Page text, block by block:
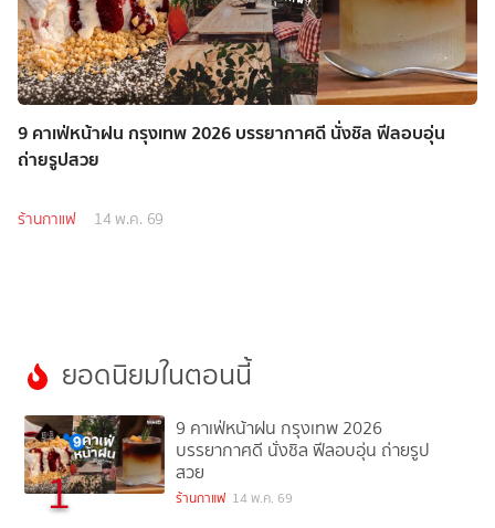
9 คาเฟ่หน้าฝน กรุงเทพ 2026 บรรยากาศดี นั่งชิล ฟีลอบอุ่น
ถ่ายรูปสวย
ร้านกาแฟ 14 พ.ค. 69
ยอดนิยมในตอนนี้
1
9 คาเฟ่หน้าฝน กรุงเทพ 2026
บรรยากาศดี นั่งชิล ฟีลอบอุ่น ถ่ายรูป
สวย
ร้านกาแฟ 14 พ.ค. 69